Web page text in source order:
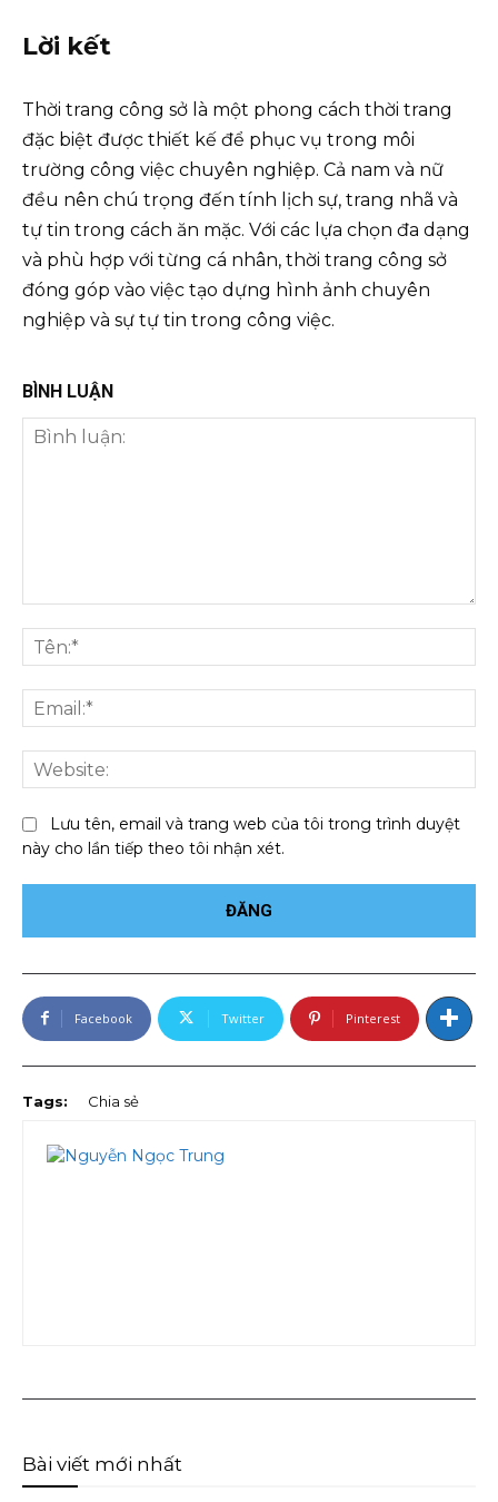
Lời kết
Thời trang công sở là một phong cách thời trang
đặc biệt được thiết kế để phục vụ trong môi
trường công việc chuyên nghiệp. Cả nam và nữ
đều nên chú trọng đến tính lịch sự, trang nhã và
tự tin trong cách ăn mặc. Với các lựa chọn đa dạng
và phù hợp với từng cá nhân, thời trang công sở
đóng góp vào việc tạo dựng hình ảnh chuyên
nghiệp và sự tự tin trong công việc.
BÌNH LUẬN
luận:
Lưu tên, email và trang web của tôi trong trình duyệt
này cho lần tiếp theo tôi nhận xét.
Facebook Twitter Pinterest
Tags: Chia sẻ
Bài viết mới nhất